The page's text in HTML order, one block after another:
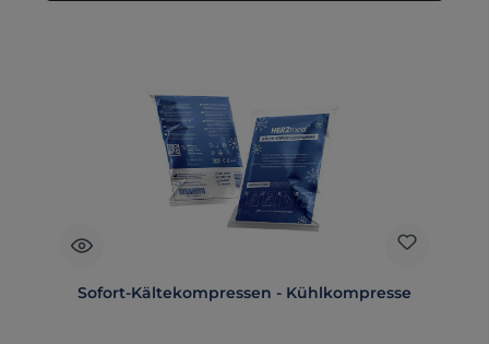
Sofort-Kältekompressen - Kühlkompresse